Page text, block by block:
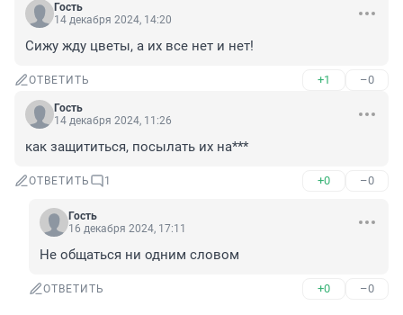
Гость
14 декабря 2024, 14:20
Сижу жду цветы, а их все нет и нет!
ОТВЕТИТЬ +1 –0
Гость
14 декабря 2024, 11:26
как защититься, посылать их на***
ОТВЕТИТЬ 1 +0 –0
Гость
16 декабря 2024, 17:11
Не общаться ни одним словом
ОТВЕТИТЬ +0 –0